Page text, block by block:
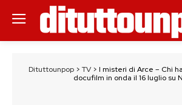
Dituttounpop > TV > I misteri di Arce – Chi
docufilm in onda il 16 luglio su